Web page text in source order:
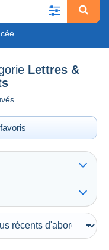
Lettres &